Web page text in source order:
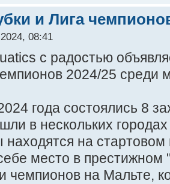
и Лига
08:41
с радостью
2024/25 среди
года состоялись 8
в нескольких
на стартовом
место в
чемпионов на Мальте,